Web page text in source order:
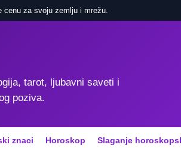
cenu za svoju zemlju i mrežu.
tarot, ljubavni saveti i
poziva.
znaci Horoskop Slaganje